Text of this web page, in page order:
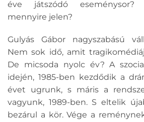
éve játszódó
mennyire jelen?
Gulyás Gábor nagyszabású
Nem sok idő, amit
De micsoda nyolc év? A
idején, 1985-ben kezdődik a
évet ugrunk, s máris a
vagyunk, 1989-ben. S eltelik
bezárul a kör. Vége a